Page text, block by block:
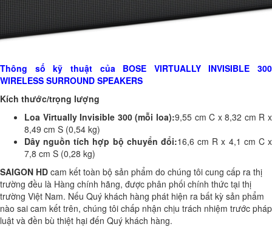
Thông số kỹ thuật của BOSE VIRTUALLY INVISIBLE 300
WIRELESS SURROUND SPEAKERS
Kích thước/trọng lượng
Loa Virtually Invisible 300 (mỗi loa):9,55 cm C x 8,32 cm R x
8,49 cm S (0,54 kg)
Dây nguồn tích hợp bộ chuyển đổi:16,6 cm R x 4,1 cm C x
7,8 cm S (0,28 kg)
SAIGON HD cam kết toàn bộ sản phẩm do chúng tôi cung cấp ra thị
trường đều là Hàng chính hãng, được phân phối chính thức tại thị
trường Việt Nam. Nếu Quý khách hàng phát hiện ra bất kỳ sản phẩm
nào sai cam kết trên, chúng tôi chấp nhận chịu trách nhiệm trước pháp
luật và đền bù thiệt hại đến Quý khách hàng.